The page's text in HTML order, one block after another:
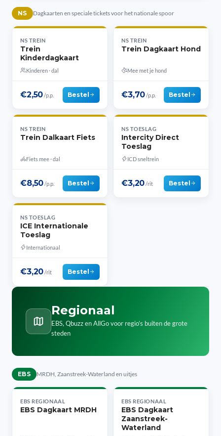
NS Dagkaarten en speciale tickets voor het nationale spoor
NS TREIN
Trein
Kinderdagkaart
Kinderen · dal
€2,50/p.p. Bestel
NS TREIN
Trein Dagkaart Hond
Mee met je hond
€3,70/p.p. Bestel
NS TREIN
Trein Dalkaart Fiets
Fiets mee · dal
€8,50/p.p. Bestel
NS TOESLAG
Intercity Direct
Toeslag
ICD sneltrein
€3,20/rit Bestel
NS TOESLAG
ICE Internationale
Toeslag
Internationaal
€3,20/rit Bestel
Regionaal
EBS, Qbuzz en AllGo voor regio’s buiten de grote
steden
EBS MRDH, Zaanstreek-Waterland en uitjes
EBS REGIONAAL
EBS Dagkaart MRDH
EBS REGIONAAL
EBS Dagkaart
Zaanstreek-
Waterland